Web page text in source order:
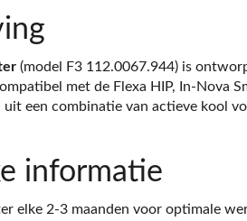
(model F3 112.0067.944) is
met de Flexa HIP, In-Nova
uit een combinatie van actieve kool
informatie
elke 2-3 maanden voor optimale